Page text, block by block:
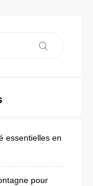
essentielles en
pour